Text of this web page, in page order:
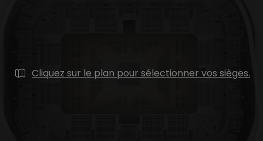
Cliquez sur le plan pour sélectionner vos sièges.